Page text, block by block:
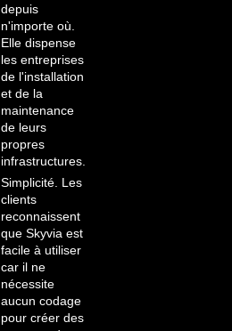
depuis
n'importe où.
Elle dispense
les entreprises
de l'installation
et de la
maintenance
de leurs
propres
infrastructures.
Simplicité. Les
clients
reconnaissent
que Skyvia est
facile à utiliser
car il ne
nécessite
aucun codage
pour créer des